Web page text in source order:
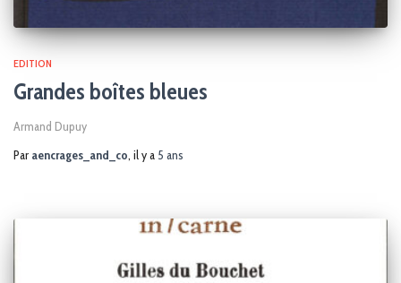
EDITION
Grandes boîtes bleues
Armand Dupuy
Par aencrages_and_co, il y a 5 ans